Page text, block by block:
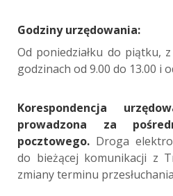
Godziny urzędowania:
Od poniedziałku do piątku,
godzinach od 9.00 do 13.00 i
Korespondencja
prowadzona za
pocztowego. Droga
do bieżącej komunikacji z
zmiany terminu